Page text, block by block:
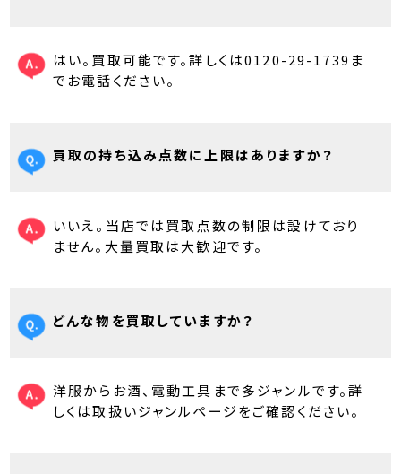
はい。買取可能です。詳しくは0120-29-1739ま
でお電話ください。
買取の持ち込み点数に上限はありますか？
いいえ。当店では買取点数の制限は設けており
ません。大量買取は大歓迎です。
どんな物を買取していますか？
洋服からお酒、電動工具まで多ジャンルです。詳
しくは取扱いジャンルページをご確認ください。